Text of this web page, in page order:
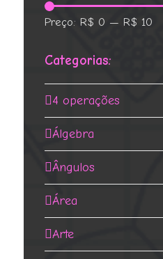
Preço
Preço
Preço: R$ 0 — R$ 10
Categorias:
4 operações
Álgebra
Ângulos
Área
Arte